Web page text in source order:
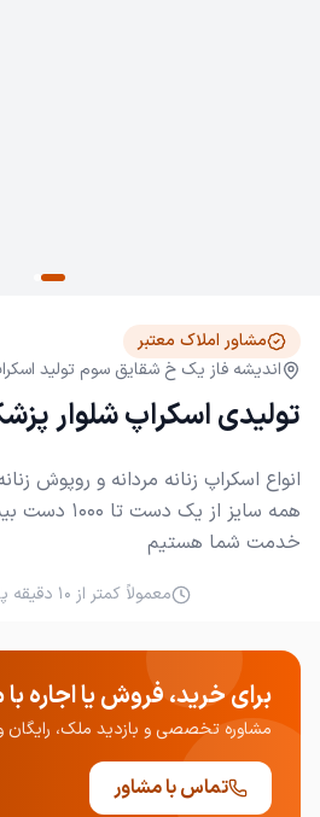
مشاور املاک معتبر
اندیشه فاز یک خ شقایق سوم تولید
تولیدی اسکراپ شلوار
انواع اسکراپ زنانه مردانه و روپوش
خدمت شما هستیم
معمولاً کمتر از ۱۰ دقیقه پاسخ می‌دهیم
برای خرید، فروش یا اجاره
مشاوره تخصصی و بازدید ملک، رایگان
تماس با مشاور